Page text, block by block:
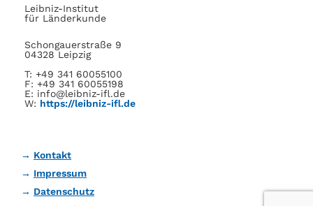
Leibniz-Institut
für Länderkunde
Schongauerstraße 9
04328 Leipzig
T: +49 341 60055100
F: +49 341 60055198
E: info@leibniz-ifl.de
W: https://leibniz-ifl.de
Kontakt
Impressum
Datenschutz